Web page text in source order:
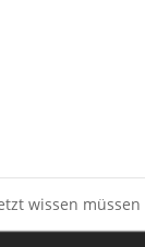
wissen müssen